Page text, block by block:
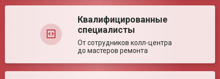
Квалифицированные
специалисты
От сотрудников колл-центра
до мастеров ремонта